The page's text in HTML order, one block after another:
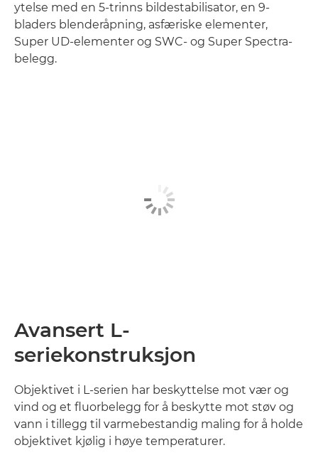
ytelse med en 5-trinns bildestabilisator, en 9-
bladers blenderåpning, asfæriske elementer,
Super UD-elementer og SWC- og Super Spectra-
belegg.
Avansert L-
seriekonstruksjon
Objektivet i L-serien har beskyttelse mot vær og
vind og et fluorbelegg for å beskytte mot støv og
vann i tillegg til varmebestandig maling for å holde
objektivet kjølig i høye temperaturer.